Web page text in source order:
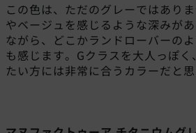
この色は、ただのグレーではあり
やベージュを感じるような深みが
ながら、どこかランドローバーの
も感じます。Gクラスを大人っぽく
たい方には非常に合うカラーだと思